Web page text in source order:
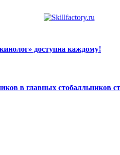
доступна каждому!
в главных стобалльников